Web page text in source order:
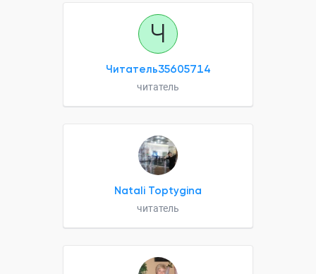
Ч
Читатель35605714
читатель
Natali Toptygina
читатель